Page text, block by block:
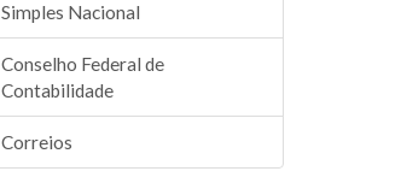
Simples Nacional
Conselho Federal de
Contabilidade
Correios